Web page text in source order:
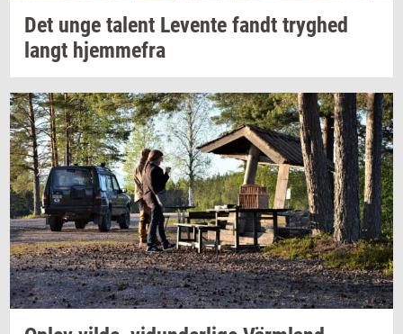
Det unge ta­lent Le­ven­te fandt tryg­hed
langt hjem­me­fra